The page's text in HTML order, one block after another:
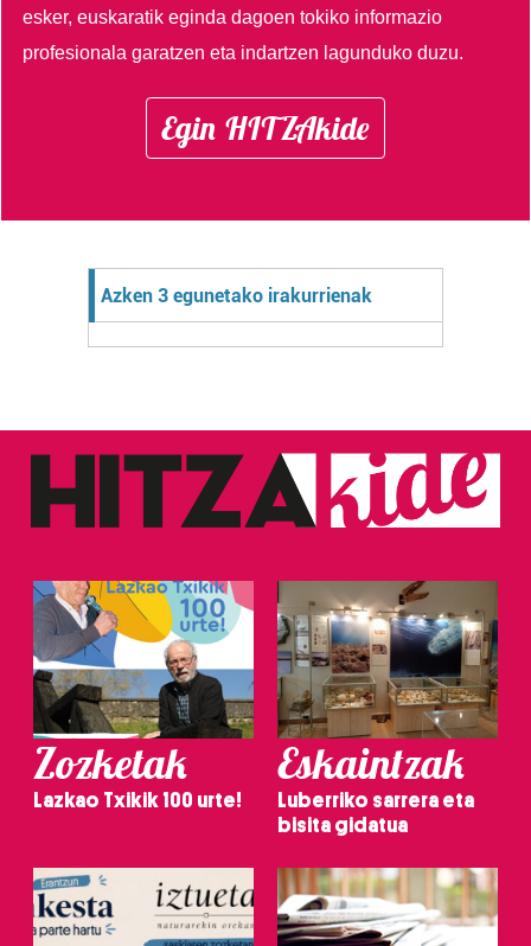
esker, euskaratik eginda dagoen tokiko informazio
profesionala garatzen eta indartzen lagunduko duzu.
Egin HITZAkide
Azken 3 egunetako irakurrienak
Zozketak
Lazkao Txikik 100 urte!
Eskaintzak
Luberriko sarrera eta
bisita gidatua